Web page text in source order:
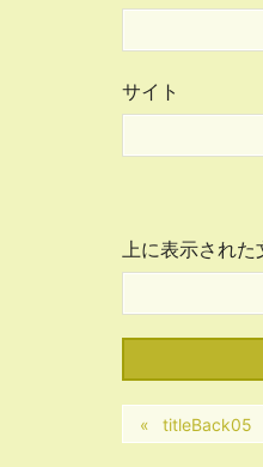
サイト
上に表示され
titleBack05